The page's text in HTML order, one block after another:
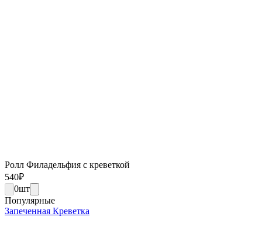
Ролл Филадельфия с креветкой
540₽
0шт
Популярные
Запеченная Креветка